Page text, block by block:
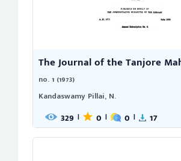
The Journal of the Tanjore
no. 1 (1973)
Kandaswamy Pillai, N.
329 | 0 | 0 | 17